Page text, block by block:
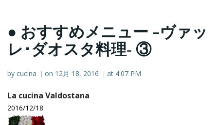
● おすすめメニュー –ヴァッ
レ･ダオスタ料理‐ ③
by cucina | on 12月 18, 2016 | at 4:07 PM
La cucina Valdostana
2016/12/18